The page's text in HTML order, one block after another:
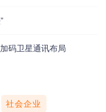
码卫星通讯布局
社会企业